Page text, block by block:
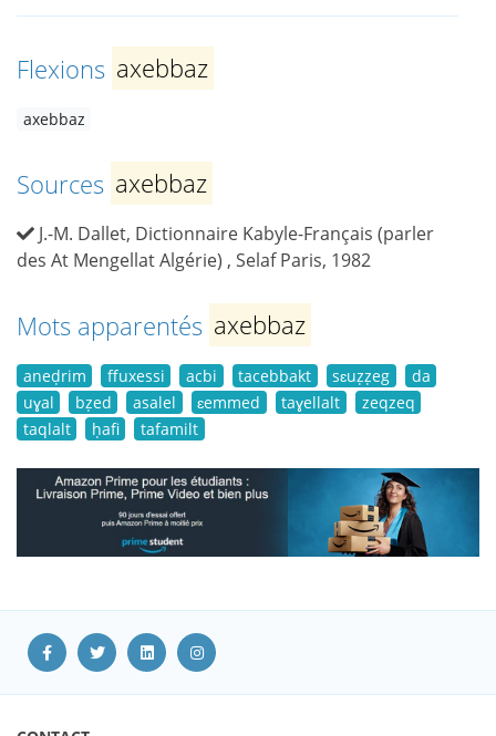
Flexions axebbaz
axebbaz
Sources axebbaz
J.-M. Dallet, Dictionnaire Kabyle-Français (parler
des At Mengellat Algérie) , Selaf Paris, 1982
Mots apparentés axebbaz
aneḍrim ffuxessi acbi tacebbakt sɛuẓẓeg
da
uɣal
bẓed asalel ɛemmed taɣellalt
zeqzeq
taqlalt
ḥafi tafamilt